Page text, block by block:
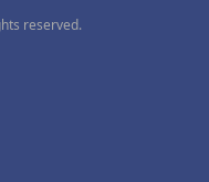
reserved.